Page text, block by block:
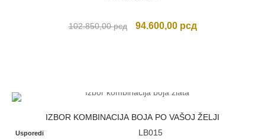
102.850,00рсд
Originalna
94.600,00 рсдTrenutna
IZBOR KOMBINACIJA BOJA PO VAŠOJ ŽELJI
Usporedi LB015